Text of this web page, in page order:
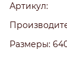
Артикул:
Размеры: